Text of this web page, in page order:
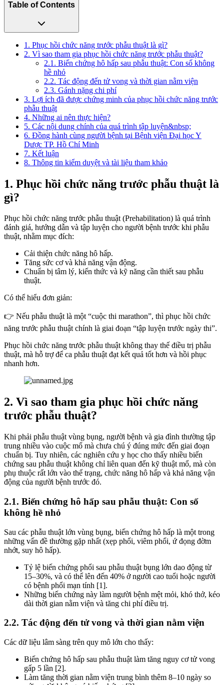
Table of Contents
1. Phục hồi chức năng trước phẫu thuật là gì?
2. Vì sao tham gia phục hồi chức năng trước phẫu thuật?
2.1. Biến chứng hô hấp sau phẫu thuật: Con số không
hề nhỏ
2.2. Tác động đến tử vong và thời gian nằm viện
2.3. Gánh nặng chi phí
3. Lợi ích đã được chứng minh của phục hồi chức năng trước
phẫu thuật
4. Những ai nên thực hiện?
5. Các nội dung chính của quá trình tập luyện&nbsp;
6. Đồng hành cùng người bệnh tại Bệnh viện Đại học Y
Dược TP. Hồ Chí Minh
7. Kết luận
8. Thông tin kiểm duyệt và tài liệu tham khảo
1. Phục hồi chức năng trước phẫu thuật là
gì?
Phục hồi chức năng trước phẫu thuật (Prehabilitation) là quá trình
đánh giá, hướng dẫn và tập luyện cho người bệnh trước khi phẫu
thuật, nhằm mục đích:
Cải thiện chức năng hô hấp.
Tăng sức cơ và khả năng vận động.
Chuẩn bị tâm lý, kiến thức và kỹ năng cần thiết sau phẫu
thuật.
Có thể hiểu đơn giản:
👉 Nếu phẫu thuật là một “cuộc thi marathon”, thì phục hồi chức
năng trước phẫu thuật chính là giai đoạn “tập luyện trước ngày thi”.
Phục hồi chức năng trước phẫu thuật không thay thế điều trị phẫu
thuật, mà hỗ trợ để ca phẫu thuật đạt kết quả tốt hơn và hồi phục
nhanh hơn.
2. Vì sao tham gia phục hồi chức năng
trước phẫu thuật?
Khi phải phẫu thuật vùng bụng, người bệnh và gia đình thường tập
trung nhiều vào cuộc mổ mà chưa chú ý đúng mức đến giai đoạn
chuẩn bị. Tuy nhiên, các nghiên cứu y học cho thấy nhiều biến
chứng sau phẫu thuật không chỉ liên quan đến kỹ thuật mổ, mà còn
phụ thuộc rất lớn vào thể trạng, chức năng hô hấp và khả năng vận
động của người bệnh trước đó.
2.1. Biến chứng hô hấp sau phẫu thuật: Con số
không hề nhỏ
Sau các phẫu thuật lớn vùng bụng, biến chứng hô hấp là một trong
những vấn đề thường gặp nhất (xẹp phổi, viêm phổi, ứ đọng đờm
nhớt, suy hô hấp).
Tỷ lệ biến chứng phổi sau phẫu thuật bụng lớn dao động từ
15–30%, và có thể lên đến 40% ở người cao tuổi hoặc người
có bệnh phổi mạn tính [1].
Những biến chứng này làm người bệnh mệt mỏi, khó thở, kéo
dài thời gian nằm viện và tăng chi phí điều trị.
2.2. Tác động đến tử vong và thời gian nằm viện
Các dữ liệu lâm sàng trên quy mô lớn cho thấy:
Biến chứng hô hấp sau phẫu thuật làm tăng nguy cơ tử vong
gấp 5 lần [2].
Làm tăng thời gian nằm viện trung bình thêm 8–10 ngày so